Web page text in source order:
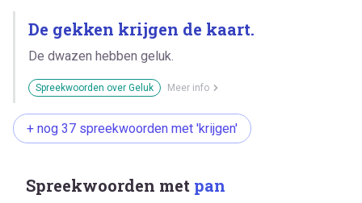
De gekken krijgen de kaart.
De dwazen hebben geluk.
Spreekwoorden over Geluk Meer info
+ nog 37 spreekwoorden met 'krijgen'
Spreekwoorden met pan